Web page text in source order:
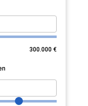
300.000 €